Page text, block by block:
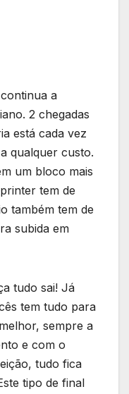
a
2 chegadas
está cada vez
qualquer custo.
um bloco mais
tem de
também tem de
subida em
tudo sai! Já
tem tudo para
sempre a
e com o
tudo fica
tipo de final